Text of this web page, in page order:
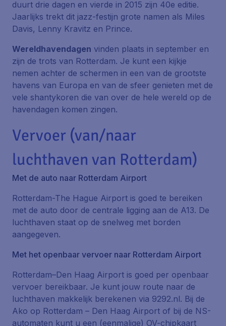
duurt drie dagen en vierde in 2015 zijn 40e editie.
Jaarlijks trekt dit jazz-festijn grote namen als Miles
Davis, Lenny Kravitz en Prince.
Wereldhavendagen vinden plaats in september en
zijn de trots van Rotterdam. Je kunt een kijkje
nemen achter de schermen in een van de grootste
havens van Europa en van de sfeer genieten met de
vele shantykoren die van over de hele wereld op de
havendagen komen zingen.
Vervoer (van/naar
luchthaven van Rotterdam)
Met de auto naar Rotterdam Airport
Rotterdam-The Hague Airport is goed te bereiken
met de auto door de centrale ligging aan de A13. De
luchthaven staat op de snelweg met borden
aangegeven.
Met het openbaar vervoer naar Rotterdam Airport
Rotterdam–Den Haag Airport is goed per openbaar
vervoer bereikbaar. Je kunt jouw route naar de
luchthaven makkelijk berekenen via 9292.nl. Bij de
Ako op Rotterdam – Den Haag Airport of bij de NS-
automaten kunt u een (eenmalige) OV-chipkaart